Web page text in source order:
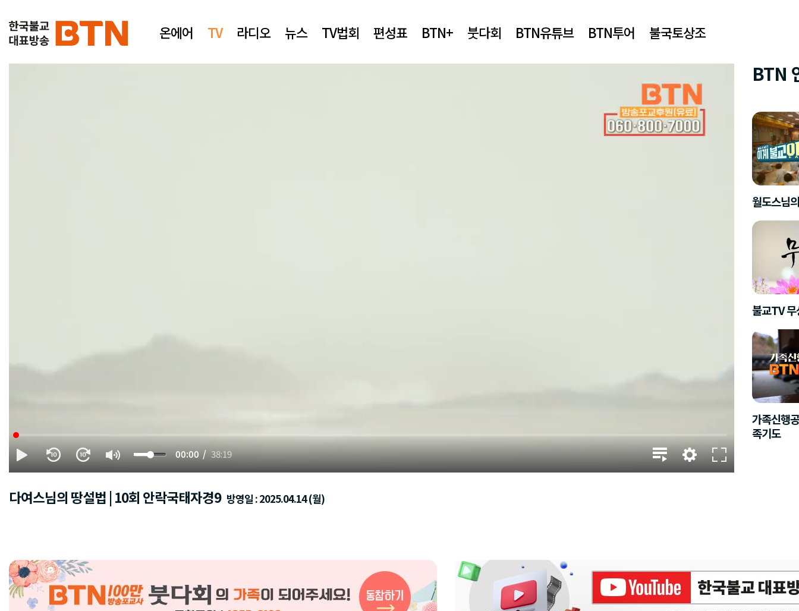
온에어 TV 라디오 뉴스 TV법회 편성표 BTN+ 붓다회 BTN유튜브 BTN투어 불국토상조
00:00 38:19
정
BTN
월도스님
불교TV
가족신행
족기도
다여스님의 땅설법 | 10회 안락국태자경9방영일 : 2025.04.14 (월)